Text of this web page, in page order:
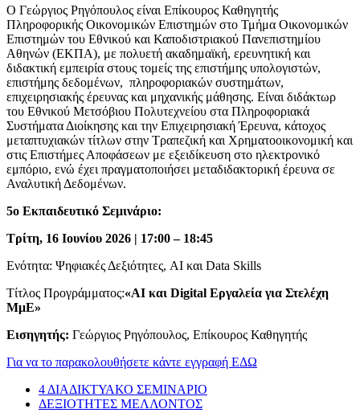
Ο Γεώργιος Ρηγόπουλος είναι Επίκουρος Καθηγητής
Πληροφορικής Οικονομικών Επιστημών στο Τμήμα Οικονομικών
Επιστημών του Εθνικού και Καποδιστριακού Πανεπιστημίου
Αθηνών (ΕΚΠΑ), με πολυετή ακαδημαϊκή, ερευνητική και
διδακτική εμπειρία στους τομείς της επιστήμης υπολογιστών,
επιστήμης δεδομένων, πληροφοριακών συστημάτων,
επιχειρησιακής έρευνας και μηχανικής μάθησης. Είναι διδάκτωρ
του Εθνικού Μετσόβιου Πολυτεχνείου στα Πληροφοριακά
Συστήματα Διοίκησης και την Επιχειρησιακή Έρευνα, κάτοχος
μεταπτυχιακών τίτλων στην Τραπεζική και Χρηματοοικονομική και
στις Επιστήμες Αποφάσεων με εξειδίκευση στο ηλεκτρονικό
εμπόριο, ενώ έχει πραγματοποιήσει μεταδιδακτορική έρευνα σε
Αναλυτική Δεδομένων.
5ο Εκπαιδευτικό Σεμινάριο:
Τρίτη, 16 Ιουνίου 2026 | 17:00 – 18:45
Ενότητα: Ψηφιακές Δεξιότητες, AI και Data Skills
Τίτλος Προγράμματος:«AI και Digital Εργαλεία για Στελέχη
ΜμΕ»
Εισηγητής: Γεώργιος Ρηγόπουλος, Επίκουρος Καθηγητής
Για να το παρακολουθήσετε κάντε εγγραφή ΕΔΩ
4 ΔΙΑΔΙΚΤΥΑΚΟ ΣΕΜΙΝΑΡΙΟ
ΔΕΞΙΟΤΗΤΕΣ ΜΕΛΛΟΝΤΟΣ